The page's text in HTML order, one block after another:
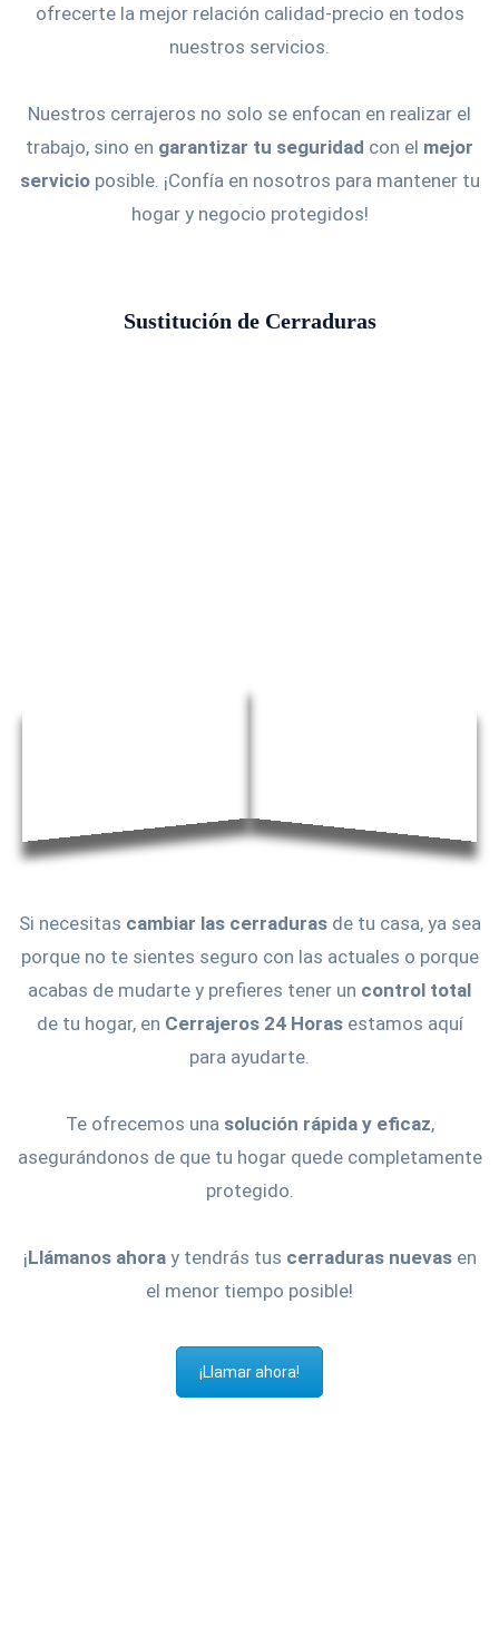
ofrecerte la mejor relación calidad-precio en todos
nuestros servicios.
Nuestros cerrajeros no solo se enfocan en realizar el
trabajo, sino en garantizar tu seguridad con el mejor
servicioposible. ¡Confía en nosotros para mantener tu
hogar y negocio protegidos!
Sustitución de Cerraduras
Si necesitas cambiar las cerradurasde tu casa, ya sea
porque no te sientes seguro con las actuales o porque
acabas de mudarte y prefieres tener un control total
de tu hogar, en Cerrajeros 24 Horasestamos aquí
para ayudarte.
Te ofrecemos una solución rápida y eficaz,
asegurándonos de que tu hogar quede completamente
protegido.
¡Llámanos ahoray tendrás tus cerraduras nuevasen
el menor tiempo posible!
¡Llamar ahora!